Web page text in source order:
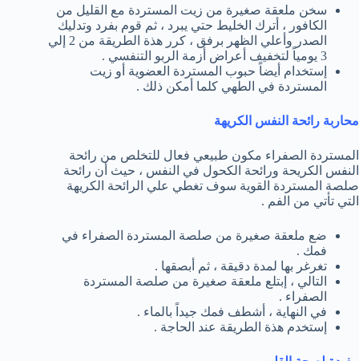
سخن ملعقة صغيرة من زيت المستردة مع القليل من
الكافور ، أترك الخليط حتي يبرد ، ثم قوم بفرد وتدليك
الصدر وأعلي الظهر برفق ، كرر هذة الطريقة من 2 إلي
3 يومياً لتخفيف أعراض أزمة الربو التنفسي .
إستخدام أيضاً حبوب المستردة العضوية أو زيت
المستردة في الطهي كلما أمكن ذلك .
محاربة رائحة النفس الكريهة
المستردة الصفراء مكون طبيعي فعال للتخلص من رائحة
النفس الكريحة ورائحة الكحول في النفس ، حيث أن رائحة
صلصة المستردة القوية سوف تغطي علي الرائحة الكريهة
التي تأتي من الفم .
ضع ملعقة صغيرة من صلصة المستردة الصفراء في
فمك .
تغرغر بها لمدة دقيقة ، ثم أبصقها .
التالي ، إبتلع ملعقة صغيرة من صلصة المستردة
الصفراء .
في النهاية ، أشطف فمك جيداً بالماء .
إستخدم هذة الطريقة عند الحاجة .